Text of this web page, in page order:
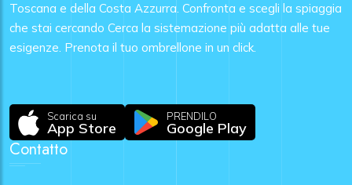
Toscana e della Costa Azzurra. Confronta e scegli la spiaggia
che stai cercando Cerca la sistemazione più adatta alle tue
esigenze. Prenota il tuo ombrellone in un click.
Scarica su
App Store
PRENDILO
Google Play
Contatto